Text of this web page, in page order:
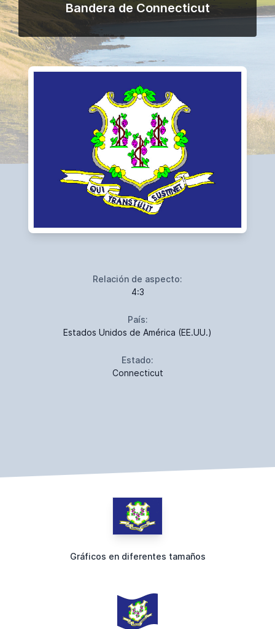
Bandera de Connecticut
Relación de aspecto:
4:3
País:
Estados Unidos de América (EE.UU.)
Estado:
Connecticut
Gráficos en diferentes tamaños